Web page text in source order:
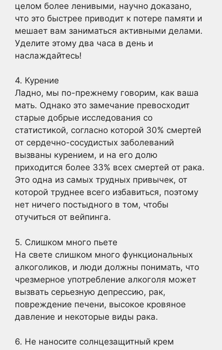
целом более ленивыми, научно доказано,
что это быстрее приводит к потере памяти и
мешает вам заниматься активными делами.
Уделите этому два часа в день и
наслаждайтесь!
4. Курение
Ладно, мы по-прежнему говорим, как ваша
мать. Однако это замечание превосходит
старые добрые исследования со
статистикой, согласно которой 30% смертей
от сердечно-сосудистых заболеваний
вызваны курением, и на его долю
приходится более 33% всех смертей от рака.
Это одна из самых трудных привычек, от
которой труднее всего избавиться, поэтому
нет ничего постыдного в том, чтобы
отучиться от вейпинга.
5. Слишком много пьете
На свете слишком много функциональных
алкоголиков, и люди должны понимать, что
чрезмерное употребление алкоголя может
вызвать серьезную депрессию, рак,
повреждение печени, высокое кровяное
давление и некоторые виды рака.
6. Не наносите солнцезащитный крем